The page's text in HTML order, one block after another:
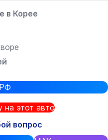
в Корее
на этот авто
вопрос